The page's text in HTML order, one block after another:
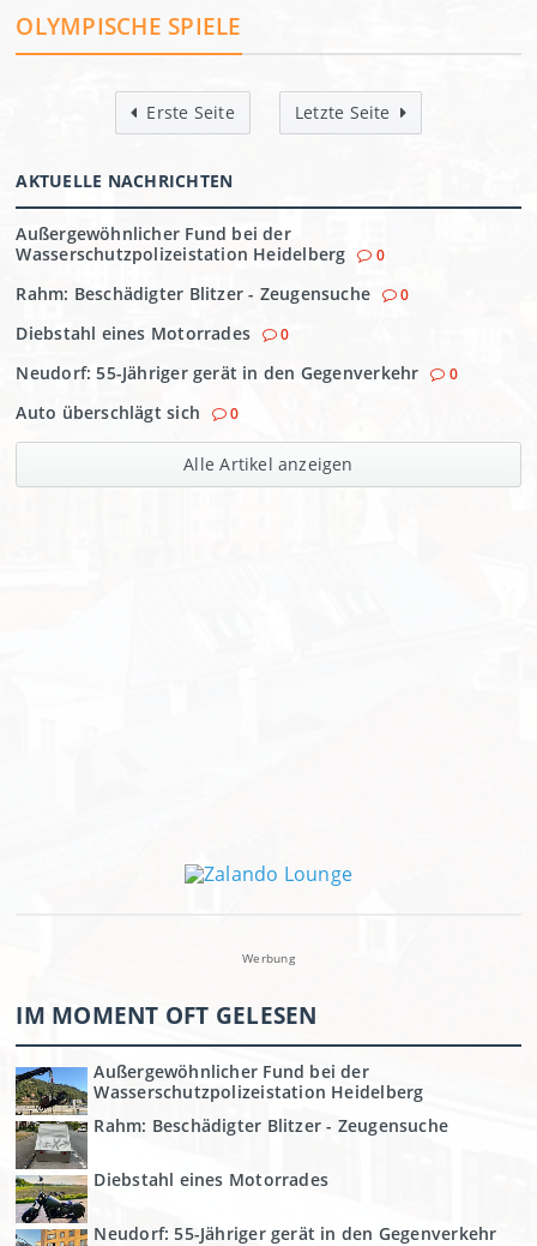
OLYMPISCHE SPIELE
Erste Seite Letzte Seite
AKTUELLE NACHRICHTEN
Außergewöhnlicher Fund bei der
Wasserschutzpolizeistation Heidelberg
0
Rahm: Beschädigter Blitzer - Zeugensuche 0
Diebstahl eines Motorrades 0
Neudorf: 55-Jähriger gerät in den Gegenverkehr 0
Auto überschlägt sich 0
Alle Artikel anzeigen
Werbung
IM MOMENT OFT GELESEN
Außergewöhnlicher Fund bei der
Wasserschutzpolizeistation Heidelberg
Rahm: Beschädigter Blitzer - Zeugensuche
Diebstahl eines Motorrades
Neudorf: 55-Jähriger gerät in den Gegenverkehr